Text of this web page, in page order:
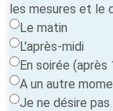
les mesures et le
Le matin
L'après-midi
En soirée (après
A un autre
Je ne désire